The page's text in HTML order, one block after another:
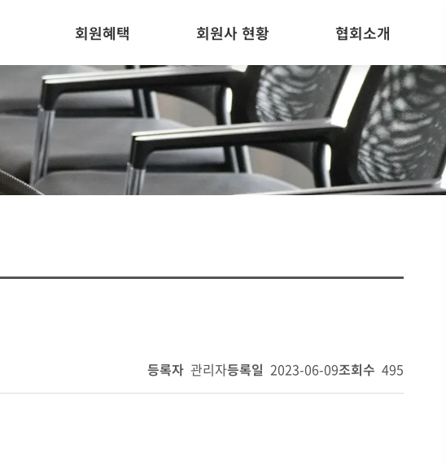
회원혜택 회원사 현황 협회소개
등록자 관리자등록일 2023-06-09조회수 495